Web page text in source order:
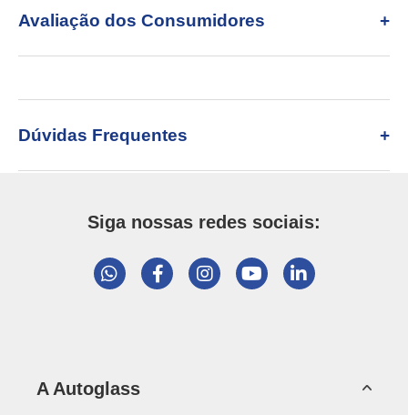
Avaliação dos Consumidores
Dúvidas Frequentes
Siga nossas redes sociais:
A Autoglass